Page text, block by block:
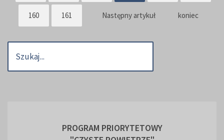
160 161 Następny artykuł koniec
PROGRAM PRIORYTETOWY